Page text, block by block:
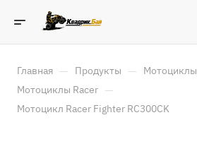
Главная — Продукты — Мотоциклы
Мотоциклы Racer —
Мотоцикл Racer Fighter RC300CK